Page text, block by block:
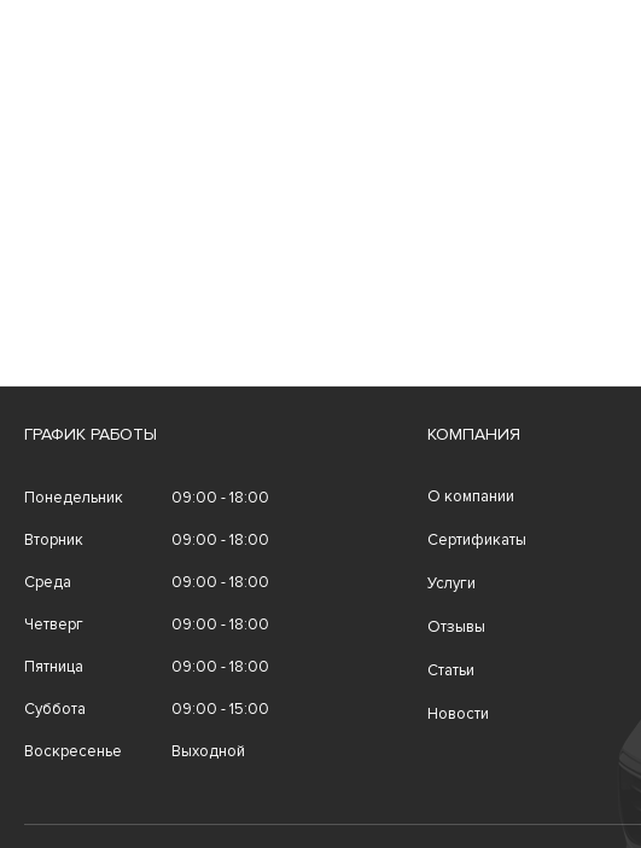
ГРАФИК РАБОТЫ
Понедельник 09:00 - 18:00
Вторник 09:00 - 18:00
Среда 09:00 - 18:00
Четверг 09:00 - 18:00
Пятница 09:00 - 18:00
Суббота 09:00 - 15:00
Воскресенье Выходной
КОМПАНИЯ
О компании
Сертификаты
Услуги
Отзывы
Статьи
Новости